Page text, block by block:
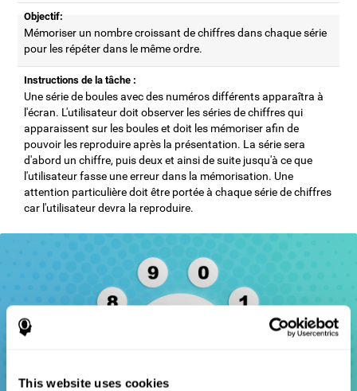
This website uses cookies
Objectif:
Mémoriser un nombre croissant de chiffres dans chaque série
pour les répéter dans le même ordre.
Instructions de la tâche :
Une série de boules avec des numéros différents apparaîtra à
l'écran. L'utilisateur doit observer les séries de chiffres qui
apparaissent sur les boules et doit les mémoriser afin de
pouvoir les reproduire après la présentation. La série sera
d'abord un chiffre, puis deux et ainsi de suite jusqu'à ce que
l'utilisateur fasse une erreur dans la mémorisation. Une
attention particulière doit être portée à chaque série de chiffres
car l'utilisateur devra la reproduire.